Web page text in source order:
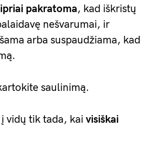
pakratoma, kad iškristų
nešvarumai, ir
arba suspaudžiama, kad
saulinimą.
vidų tik tada, kai visiškai